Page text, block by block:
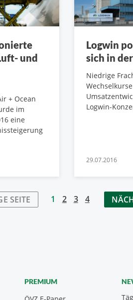
und
+ Ocean
im
eine
Logwin
sich in
Niedrige
Logwin-
29.07.2016
SEITE 1 2 3 4
PREMIUM